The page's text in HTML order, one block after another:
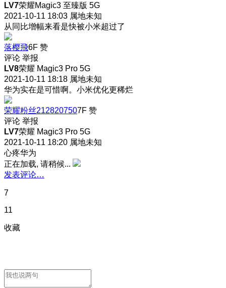
LV7荣耀Magic3 至臻版 5G
2021-10-11 18:03 属地未知
从同比增幅来看是快被小米超过了
落樱飛6F 赞
评论 举报
LV8荣耀 Magic3 Pro 5G
2021-10-11 18:18 属地未知
华为实在是可惜啊。小米优化更稀烂
荣耀粉丝2128207507F 赞
评论 举报
LV7荣耀 Magic3 Pro 5G
2021-10-11 18:20 属地未知
心疼华为
正在加载, 请稍候...
发表评论…
7
11
收藏